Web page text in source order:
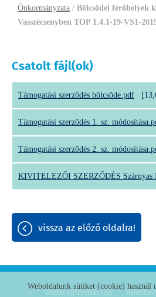
Önkormányzata / Bölcsődei férőhelyek
Vasszécsenyben TOP 1.4.1-19-VS1-
Csatolt fájl(ok)
Támogatási szerződés bölcsőde.pdf
Támogatási szerződés 1. sz.
Támogatási szerződés 2. sz.
KIVITELEZŐI SZERZŐDÉS Szárnyas
vissza az előző oldalra!
Oldal információk
Weboldalunk sütiket (cookie) használ